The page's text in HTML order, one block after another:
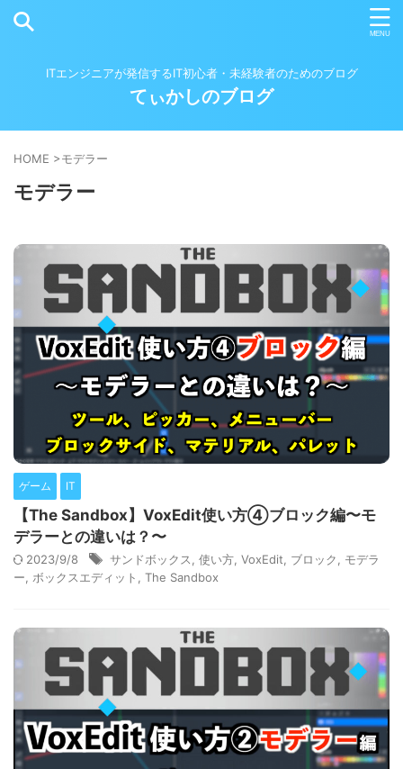
ITエンジニアが発信するIT初心者・未経験者のためのブログ
てぃかしのブログ
HOME >モデラー
モデラー
ゲーム IT
【The Sandbox】VoxEdit使い方④ブロック編〜モ
デラーとの違いは？〜
2023/9/8 サンドボックス 使い方 VoxEdit ブロック
モデラ
ー
ボックスエディット The Sandbox